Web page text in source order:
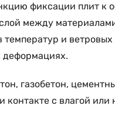
фиксации плит
между
и
деформациях.
газобетон,
с влагой